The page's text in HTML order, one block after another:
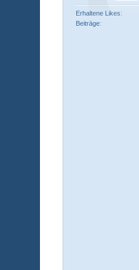
Erhaltene Likes
Beiträge